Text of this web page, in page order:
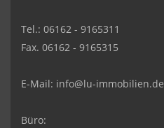
Tel.: 06162 - 9165311
Fax. 06162 - 9165315
E-Mail: info@lu-immobilien.de
Büro: